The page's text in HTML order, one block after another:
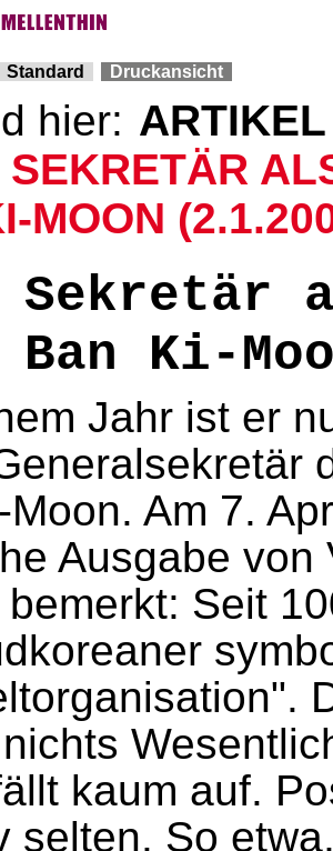
Standard Druckansicht
hier: ARTIKEL
SEKRETÄR
MOON
Sekretär
Ban Ki-
Jahr ist er
Moon. Am 7.
Ausgabe von
Seit
kaum auf.
selten. So